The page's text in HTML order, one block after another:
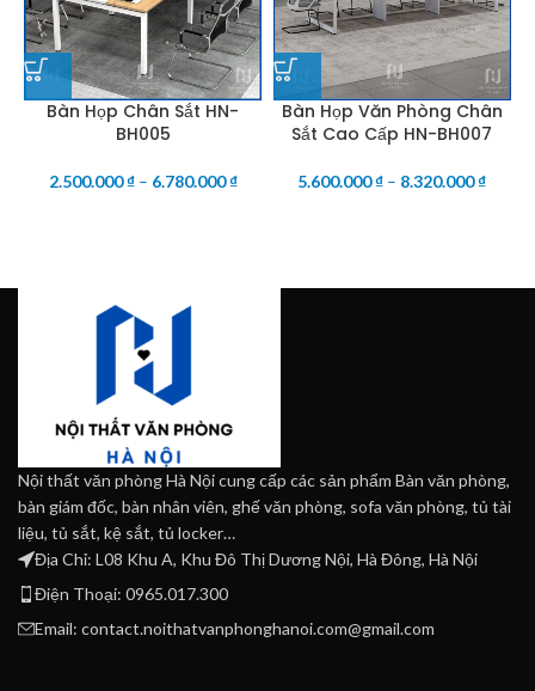
Bàn Họp Chân Sắt HN-
BH005
2.500.000₫– 6.780.000₫
Bàn Họp Văn Phòng Chân
Sắt Cao Cấp HN-BH007
5.600.000₫ – 8.320.000₫
Nội thất văn phòng Hà Nội cung cấp các sản phẩm Bàn văn phòng,
bàn giám đốc, bàn nhân viên, ghế văn phòng, sofa văn phòng, tủ tài
liệu, tủ sắt, kệ sắt, tủ locker…
Địa Chỉ: L08 Khu A, Khu Đô Thị Dương Nội, Hà Đông, Hà Nội
Điện Thoại: 0965.017.300
Email: contact.noithatvanphonghanoi.com@gmail.com